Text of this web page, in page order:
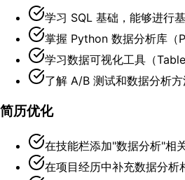
学习 SQL 基础，能够进行
掌握 Python 数据分析库（
学习数据可视化工具（
了解 A/B 测试和数据分析
简历优化
在技能栏添加"数据分析"相
在项目经历中补充数据分析